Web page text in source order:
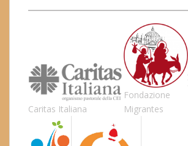
Caritas Italiana
Fondazione
Migrantes